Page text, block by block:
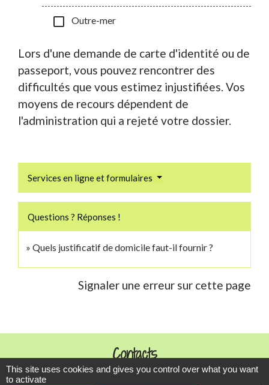
check_box_outline_blank Outre-mer
Lors d'une demande de carte d'identité ou de
passeport, vous pouvez rencontrer des
difficultés que vous estimez injustifiées. Vos
moyens de recours dépendent de
l'administration qui a rejeté votre dossier.
Services en ligne et formulaires
Questions ? Réponses !
Quels justificatif de domicile faut-il fournir ?
Signaler une erreur sur cette page
Contacts
Commune de Danne-et-Quatre-Vents
This site uses cookies and gives you control over what you want
to activate